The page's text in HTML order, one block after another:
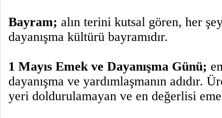
Bayram; alın terini kutsal gören, her
dayanışma kültürü bayramıdır.
1 Mayıs Emek ve Dayanışma Günü;
dayanışma ve yardımlaşmanın adıdır.
yeri doldurulamayan ve en değerlisi